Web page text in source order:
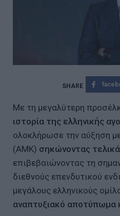
Με τη μεγαλύτερη
ιστορία της ελληνικής
ολοκλήρωσε την αύξηση
(ΑΜΚ) σηκώνοντας
επιβεβαιώνοντας τη
διεθνούς επενδυτικού
μεγάλους ελληνικούς
αναπτυξιακό αποτύπωμα